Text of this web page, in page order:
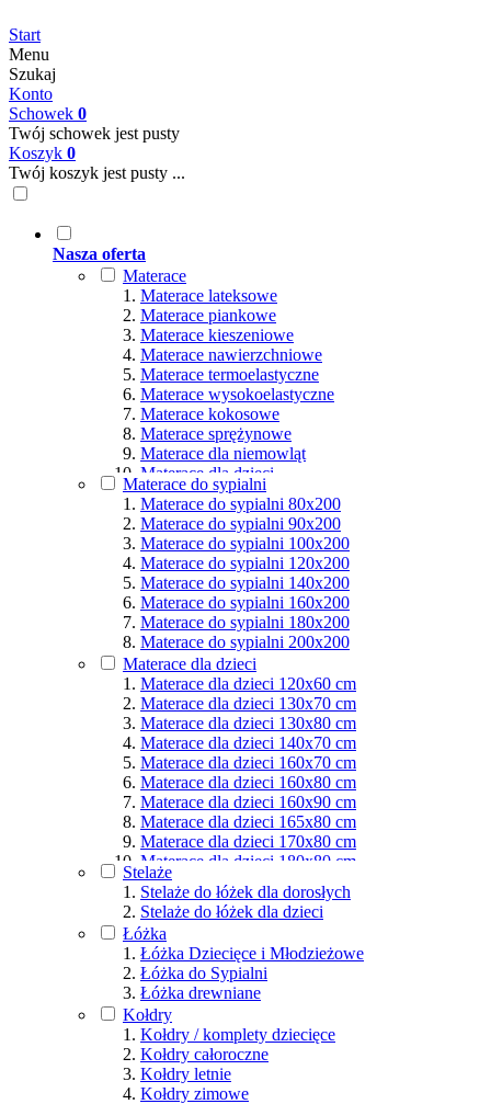
Start
Menu
Szukaj
Konto
Schowek 0
Twój schowek jest pusty
Koszyk 0
Twój koszyk jest pusty ...
Nasza oferta
Materace
Materace lateksowe
Materace piankowe
Materace kieszeniowe
Materace nawierzchniowe
Materace termoelastyczne
Materace wysokoelastyczne
Materace kokosowe
Materace sprężynowe
Materace dla niemowląt
Materace dla dzieci
Materace hybrydowe
Materace naturalne
Materace ortopedyczne
Materace multipocket
Materace premium
Materace dla seniorów
Materace dla par
Materace dla alergików
Materace dla osób aktywnych
Podział wg rozmiarów
Materace do sypialni
Materace do sypialni 80x200
Materace do sypialni 90x200
Materace do sypialni 100x200
Materace do sypialni 120x200
Materace do sypialni 140x200
Materace do sypialni 160x200
Materace do sypialni 180x200
Materace do sypialni 200x200
Materace dla dzieci
Materace dla dzieci 120x60 cm
Materace dla dzieci 130x70 cm
Materace dla dzieci 130x80 cm
Materace dla dzieci 140x70 cm
Materace dla dzieci 160x70 cm
Materace dla dzieci 160x80 cm
Materace dla dzieci 160x90 cm
Materace dla dzieci 165x80 cm
Materace dla dzieci 170x80 cm
Materace dla dzieci 180x80 cm
Materace dla dzieci 180x90 cm
Materace dla dzieci 190x80 cm
Materace dla dzieci 190x90 cm
Materace dla dzieci 200x80 cm
Materace dla dzieci 200x90 cm
Materace dla dzieci 200x100 cm
Materace dla dzieci 200x120 cm
Materace dla dzieci 200x140 cm
Materace dla dzieci 200x160 cm
Materace dla dzieci 200x180 cm
Materace dla dzieci 200x200 cm
Stelaże
Stelaże do łóżek dla dorosłych
Stelaże do łóżek dla dzieci
Łóżka
Łóżka Dziecięce i Młodzieżowe
Łóżka do Sypialni
Łóżka drewniane
Kołdry
Kołdry / komplety dziecięce
Kołdry całoroczne
Kołdry letnie
Kołdry zimowe